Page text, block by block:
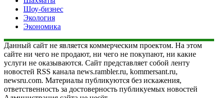
Шоу-бизнес
Экология
Экономика
Данный сайт не является коммерческим проектом. На этом
сайте ни чего не продают, ни чего не покупают, ни какие
услуги не оказываются. Сайт представляет собой ленту
новостей RSS канала news.rambler.ru, kommersant.ru,
newsru.com. Материалы публикуются без искажения,
ответственность за достоверность публикуемых новостей